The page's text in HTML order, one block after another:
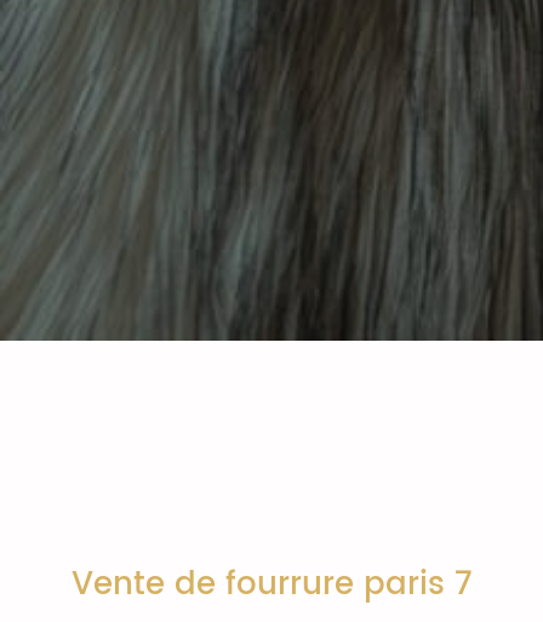
Vente de fourrure paris 7